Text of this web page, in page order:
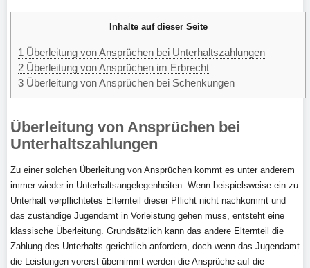
Inhalte auf dieser Seite
1 Überleitung von Ansprüchen bei Unterhaltszahlungen
2 Überleitung von Ansprüchen im Erbrecht
3 Überleitung von Ansprüchen bei Schenkungen
Überleitung von Ansprüchen bei
Unterhaltszahlungen
Zu einer solchen Überleitung von Ansprüchen kommt es unter anderem
immer wieder in Unterhaltsangelegenheiten. Wenn beispielsweise ein zu
Unterhalt verpflichtetes Elternteil dieser Pflicht nicht nachkommt und
das zuständige Jugendamt in Vorleistung gehen muss, entsteht eine
klassische Überleitung. Grundsätzlich kann das andere Elternteil die
Zahlung des Unterhalts gerichtlich anfordern, doch wenn das Jugendamt
die Leistungen vorerst übernimmt werden die Ansprüche auf die